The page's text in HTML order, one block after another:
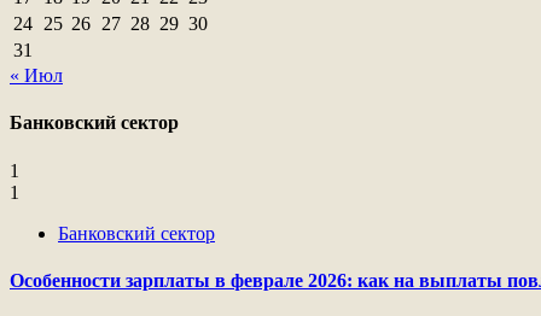
24 25 26 27 28 29 30
31
« Июл
Банковский сектор
1
1
Банковский сектор
Особенности зарплаты в феврале 2026: как на выплаты